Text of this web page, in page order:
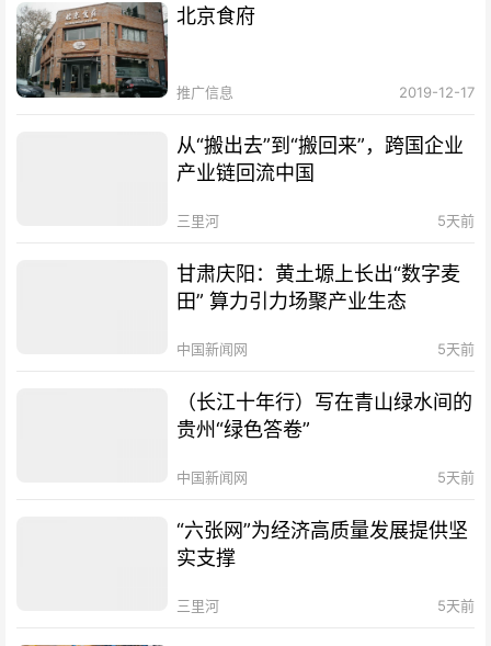
北京食府
推广信息 2019-12-17
从“搬出去”到“搬回来”，跨国企业
产业链回流中国
三里河 5天前
甘肃庆阳：黄土塬上长出“数字麦
田” 算力引力场聚产业生态
中国新闻网 5天前
（长江十年行）写在青山绿水间的
贵州“绿色答卷”
中国新闻网 5天前
“六张网”为经济高质量发展提供坚
实支撑
三里河 5天前